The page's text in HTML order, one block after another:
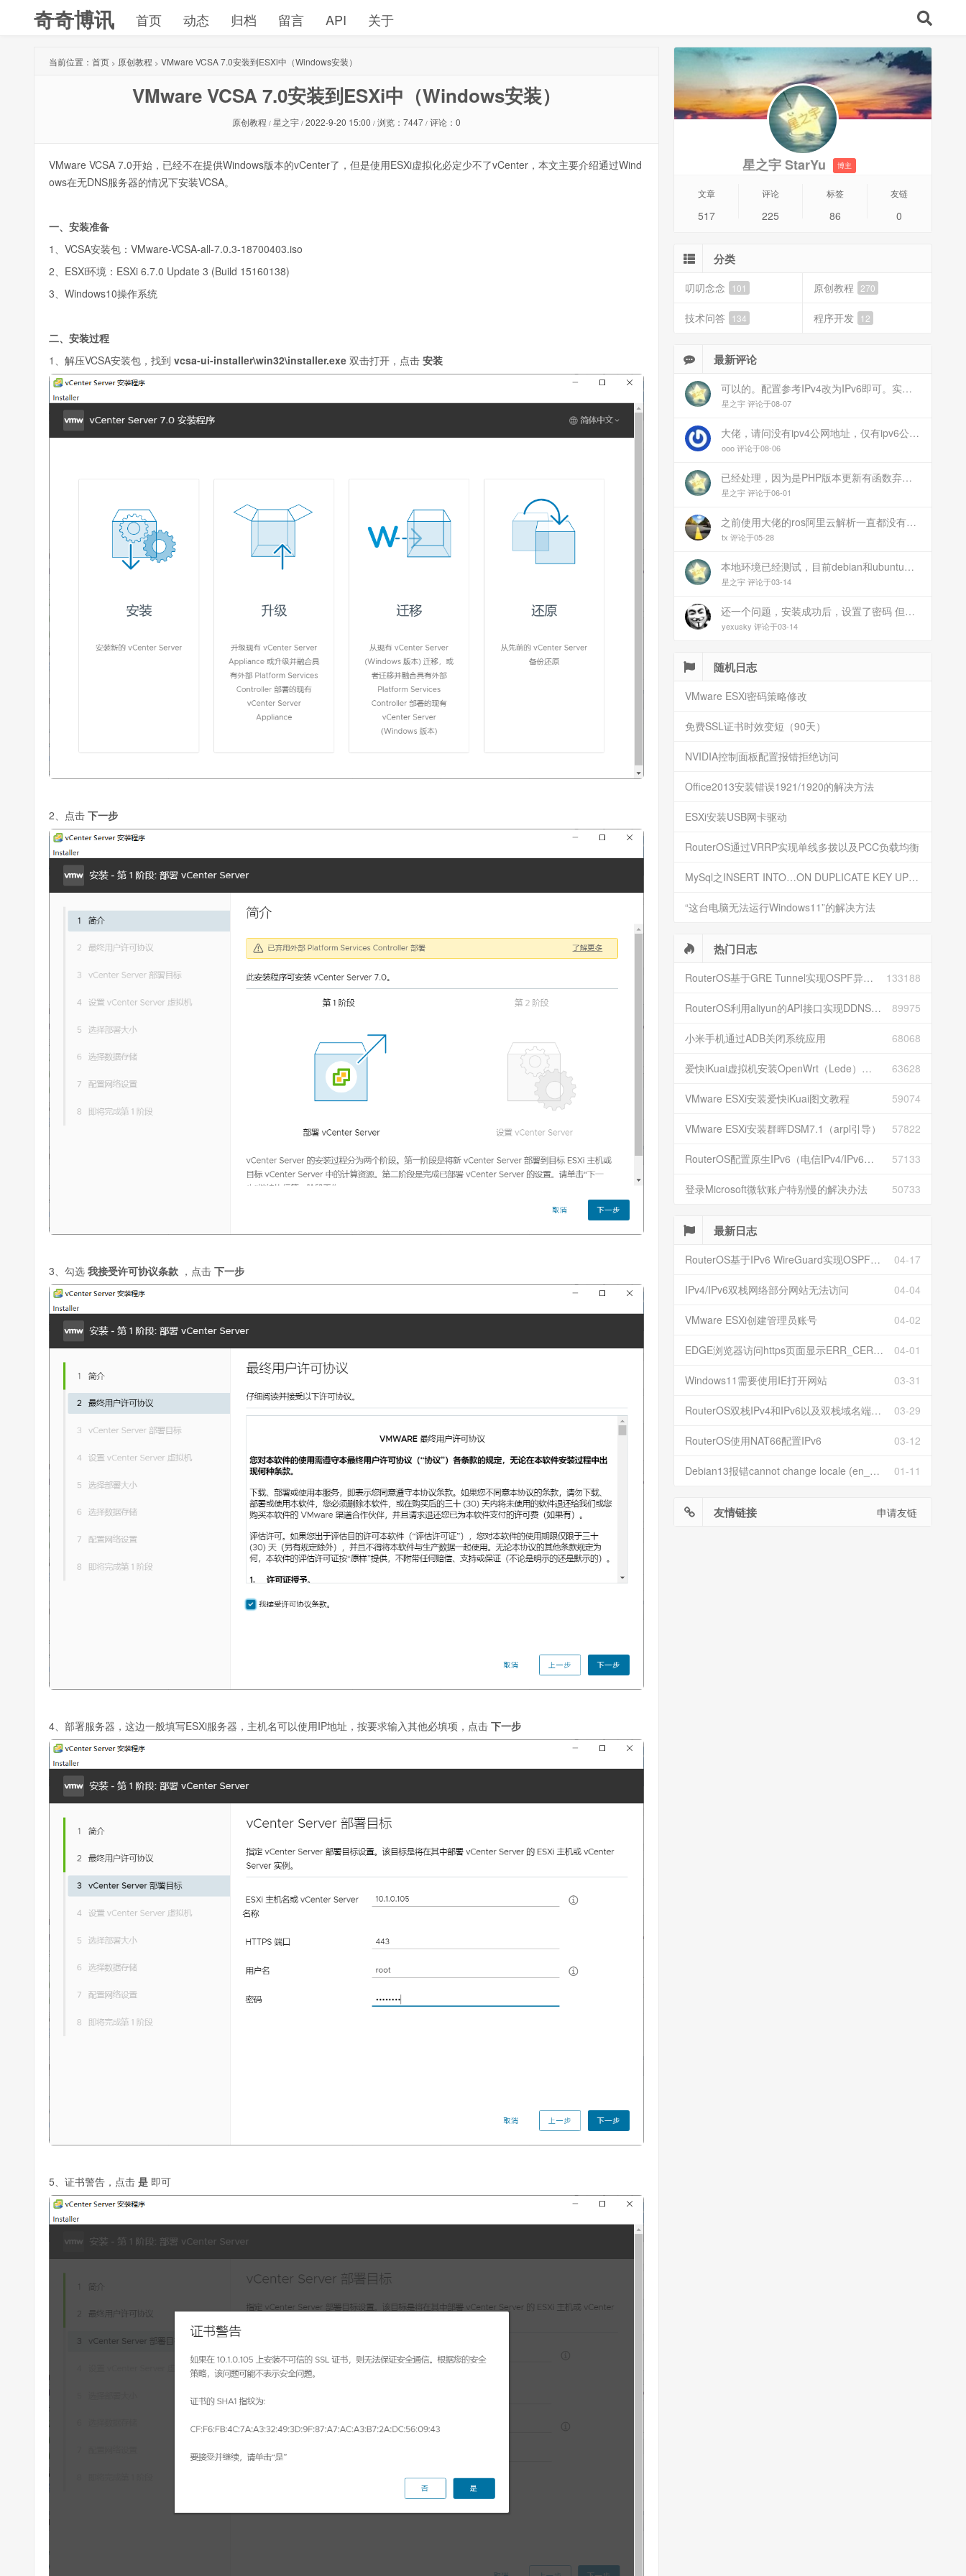
奇奇博讯 首页 动态 归档 留言 API 关于
当前位置： 首页 > 原创教程 > VMware VCSA 7.0安装到ESXi中（Windows安装）
VMware VCSA 7.0安装到ESXi中（Windows安装）
原创教程 / 星之宇 / 2022-9-20 15:00 / 浏览：7447 / 评论：0
VMware VCSA 7.0开始，已经不在提供Windows版本的vCenter了，但是使用ESXi虚拟化必定少不了vCenter，本文主要介绍通过Wind
ows在无DNS服务器的情况下安装VCSA。
一、安装准备
1、VCSA安装包：VMware-VCSA-all-7.0.3-18700403.iso
2、ESXi环境：ESXi 6.7.0 Update 3 (Build 15160138)
3、Windows10操作系统
二、安装过程
1、解压VCSA安装包，找到 vcsa-ui-installer\win32\installer.exe 双击打开，点击 安装
2、点击 下一步
3、勾选 我接受许可协议条款 ，点击 下一步
4、部署服务器，这边一般填写ESXi服务器，主机名可以使用IP地址，按要求输入其他必填项，点击 下一步
5、证书警告，点击 是 即可
星之宇 StarYu 博主
文章
517
评论
225
标签
86
友链
0
分类
叨叨念念 101 原创教程 270
技术问答 134 程序开发 12
最新评论
可以的。配置参考IPv4改为IPv6即可。实在不会可以用wireguard，这个简单和稳定
星之宇 评论于08-07
大佬，请问没有ipv4公网地址，仅有ipv6公网能这样玩吗？
ooo 评论于08-06
已经处理，因为是PHP版本更新有函数弃用导致。现已经修复
星之宇 评论于06-01
之前使用大佬的ros阿里云解析一直都没有问题 感谢大佬 但上个月开始阿里云的解析返回日志总是出错 日志值为alidns update error,不知为什么 所以请教一下大佬
tx 评论于05-28
本地环境已经测试，目前debian和ubuntu测试是这样的，可能就是第1设备是光驱的问题，没把文件导入进去吧
星之宇 评论于03-14
还一个问题，安装成功后，设置了密码 但是密码是空的
yexusky 评论于03-14
随机日志
VMware ESXi密码策略修改
免费SSL证书时效变短（90天）
NVIDIA控制面板配置报错拒绝访问
Office2013安装错误1921/1920的解决方法
ESXi安装USB网卡驱动
RouterOS通过VRRP实现单线多拨以及PCC负载均衡
MySql之INSERT INTO…ON DUPLICATE KEY UPDATE详解
“这台电脑无法运行Windows11”的解决方法
热门日志
133188
RouterOS基于GRE Tunnel实现OSPF异地组网
89975
RouterOS利用aliyun的API接口实现DDNS动态解析
68068
小米手机通过ADB关闭系统应用
63628
爱快iKuai虚拟机安装OpenWrt（Lede）并配置
59074
VMware ESXi安装爱快iKuai图文教程
57822
VMware ESXi安装群晖DSM7.1（arpl引导）
57133
RouterOS配置原生IPv6（电信IPv4/IPv6双栈）
50733
登录Microsoft微软账户特别慢的解决办法
最新日志
04-17
RouterOS基于IPv6 WireGuard实现OSPF异地组网
04-04
IPv4/IPv6双栈网络部分网站无法访问
04-02
VMware ESXi创建管理员账号
04-01
EDGE浏览器访问https页面显示ERR_CERT_INVALID且无法跳过继续访问
03-31
Windows11需要使用IE打开网站
03-29
RouterOS双栈IPv4和IPv6以及双栈域名端口映射
03-12
RouterOS使用NAT66配置IPv6
01-11
Debian13报错cannot change locale (en_US.UTF-8)
友情链接 申请友链